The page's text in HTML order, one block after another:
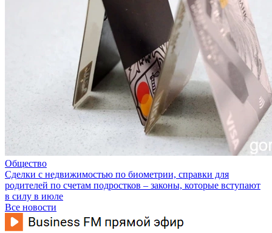
Общество
Сделки с недвижимостью по биометрии, справки для
родителей по счетам подростков – законы, которые вступают
в силу в июле
Все новости